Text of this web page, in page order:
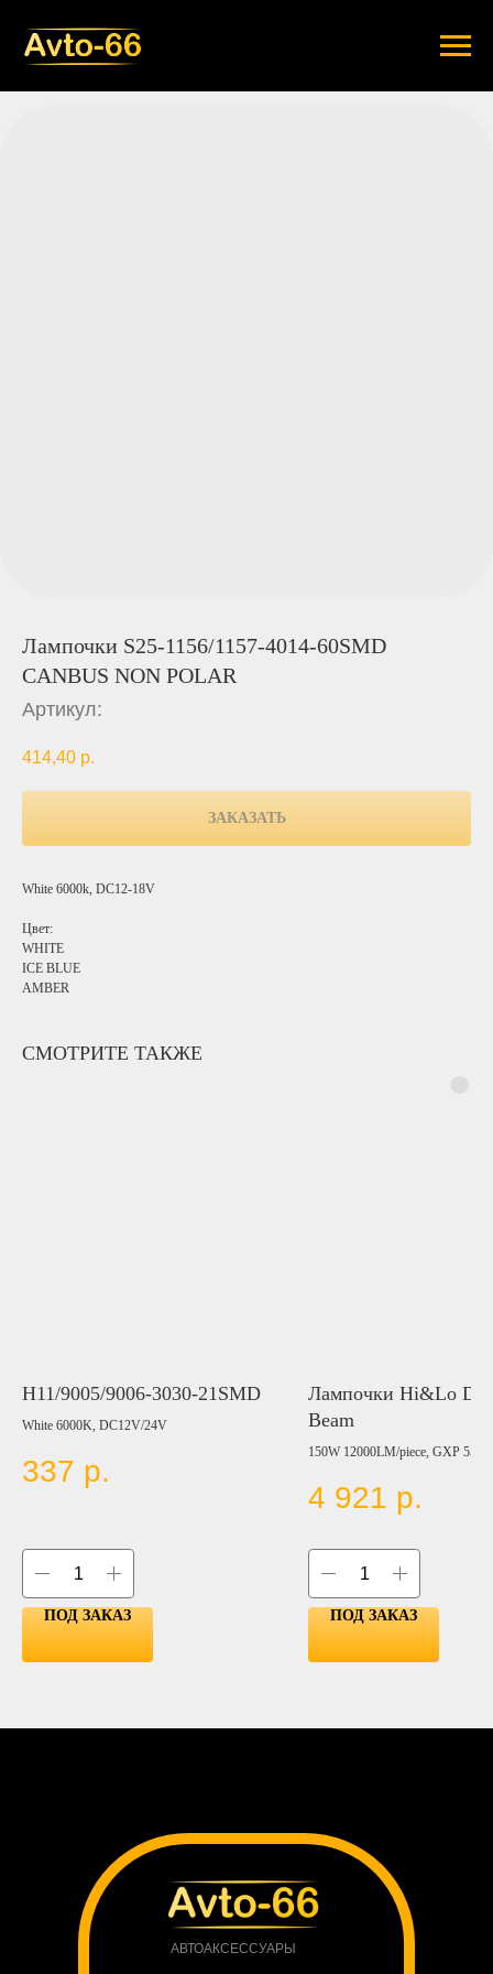
Лампочки S25-1156/1157-4014-60SMD
CANBUS NON POLAR
Артикул:
414,40 р.
ЗАКАЗАТЬ
White 6000k, DC12-18V
Цвет:
WHITE
ICE BLUE
AMBER
СМОТРИТЕ ТАКЖЕ
H11/9005/9006-3030-21SMD
White 6000K, DC12V/24V
337 р.
ПОД ЗАКАЗ
Лампочки Hi&Lo
Beam
150W 12000LM/piece, GXP
4 921 р.
ПОД ЗАКАЗ
АВТОАКСЕССУАРЫ